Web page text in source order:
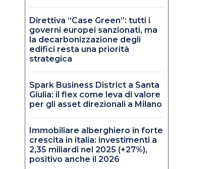
Direttiva “Case Green”: tutti i
governi europei sanzionati, ma
la decarbonizzazione degli
edifici resta una priorità
strategica
Spark Business District a Santa
Giulia: il flex come leva di valore
per gli asset direzionali a Milano
Immobiliare alberghiero in forte
crescita in italia: investimenti a
2,35 miliardi nel 2025 (+27%),
positivo anche il 2026